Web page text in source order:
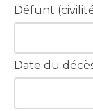
Défunt
Date du